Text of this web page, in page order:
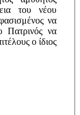
του νέου
να
Πατρινός να
ο ίδιος